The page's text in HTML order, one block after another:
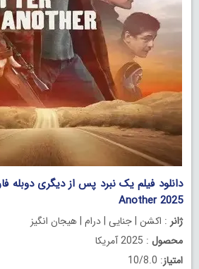
Another 2025
ژانر : اکشن | جنایی | درام | هیجان انگیز
محصول : 2025 آمریکا
امتیاز: 10/8.0